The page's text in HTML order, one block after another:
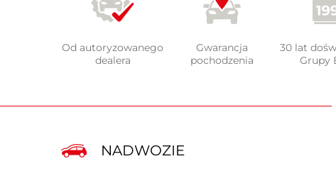
Od autoryzowanego
dealera
Gwarancja
pochodzenia
30 lat
Grupy
NADWOZIE